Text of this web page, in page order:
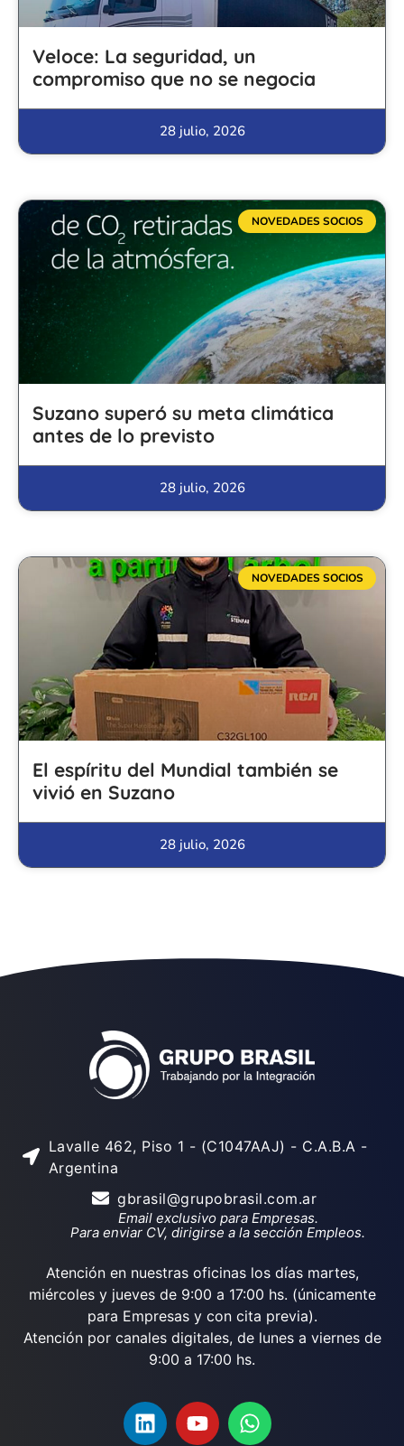
Veloce: La seguridad, un
compromiso que no se negocia
28 julio, 2026
NOVEDADES SOCIOS
Suzano superó su meta climática
antes de lo previsto
28 julio, 2026
NOVEDADES SOCIOS
El espíritu del Mundial también se
vivió en Suzano
28 julio, 2026
Lavalle 462, Piso 1 - (C1047AAJ) - C.A.B.A -
Argentina
gbrasil@grupobrasil.com.ar
Email exclusivo para Empresas.
Para enviar CV, dirigirse a la sección Empleos.
Atención en nuestras oficinas los días martes,
miércoles y jueves de 9:00 a 17:00 hs. (únicamente
para Empresas y con cita previa).
Atención por canales digitales, de lunes a viernes de
9:00 a 17:00 hs.